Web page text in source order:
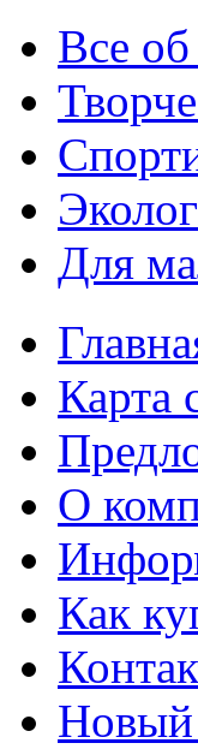
Все
Для
Карта
О
Как
Новый